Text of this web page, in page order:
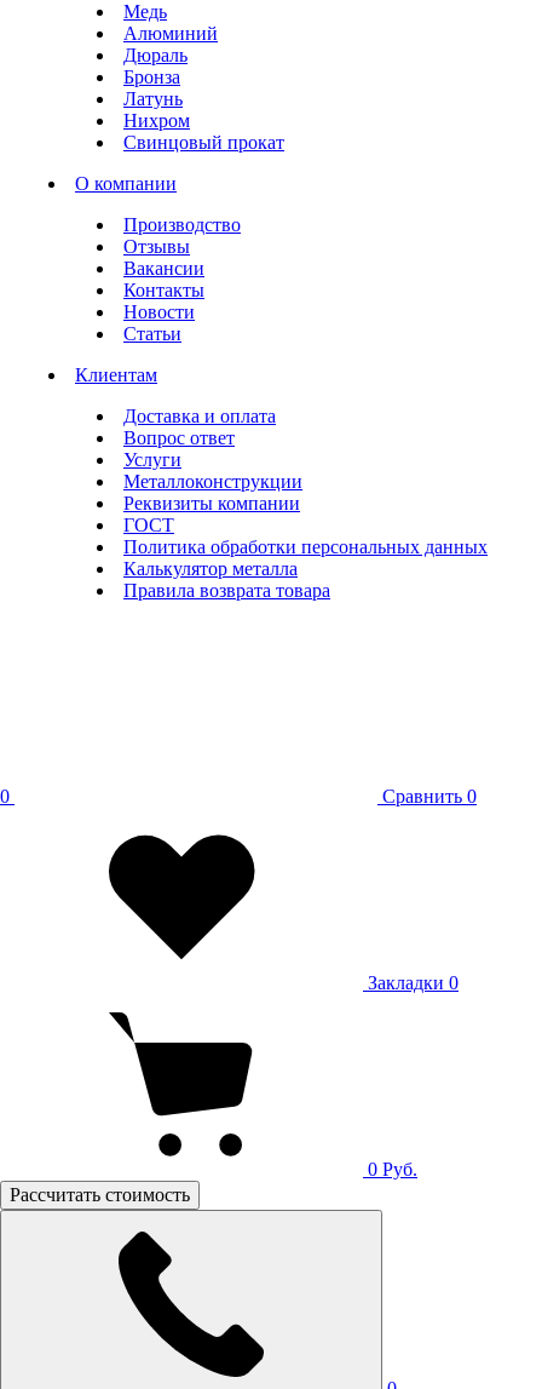
Медь
Алюминий
Дюраль
Бронза
Латунь
Нихром
Свинцовый прокат
О компании
Производство
Отзывы
Вакансии
Контакты
Новости
Статьи
Клиентам
Доставка и оплата
Вопрос ответ
Услуги
Металлоконструкции
Реквизиты компании
ГОСТ
Политика обработки персональных данных
Калькулятор металла
Правила возврата товара
0 Сравнить 0
Закладки 0
0 Руб.
Рассчитать стоимость